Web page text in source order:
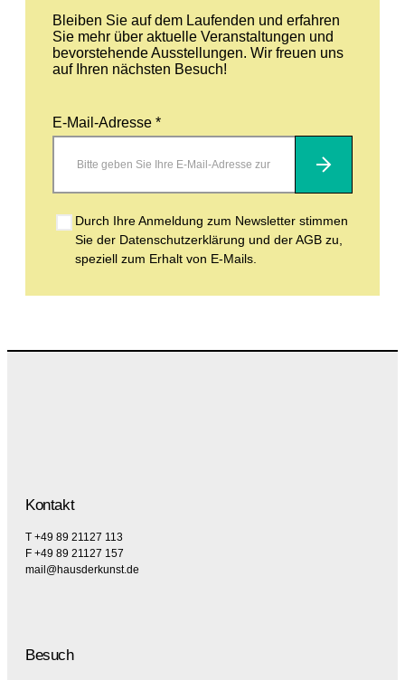
Bleiben Sie auf dem Laufenden und erfahren
Sie mehr über aktuelle Veranstaltungen und
bevorstehende Ausstellungen. Wir freuen uns
auf Ihren nächsten Besuch!
E-Mail-Adresse *
Abonnieren
Durch Ihre Anmeldung zum Newsletter stimmen
Sie der Datenschutzerklärung und der AGB zu,
speziell zum Erhalt von E-Mails.
Kontakt
T +49 89 21127 113
F +49 89 21127 157
mail@hausderkunst.de
Besuch